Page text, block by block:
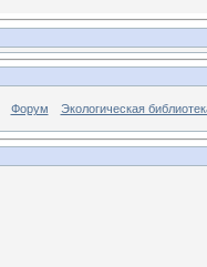
Форум Экологическая